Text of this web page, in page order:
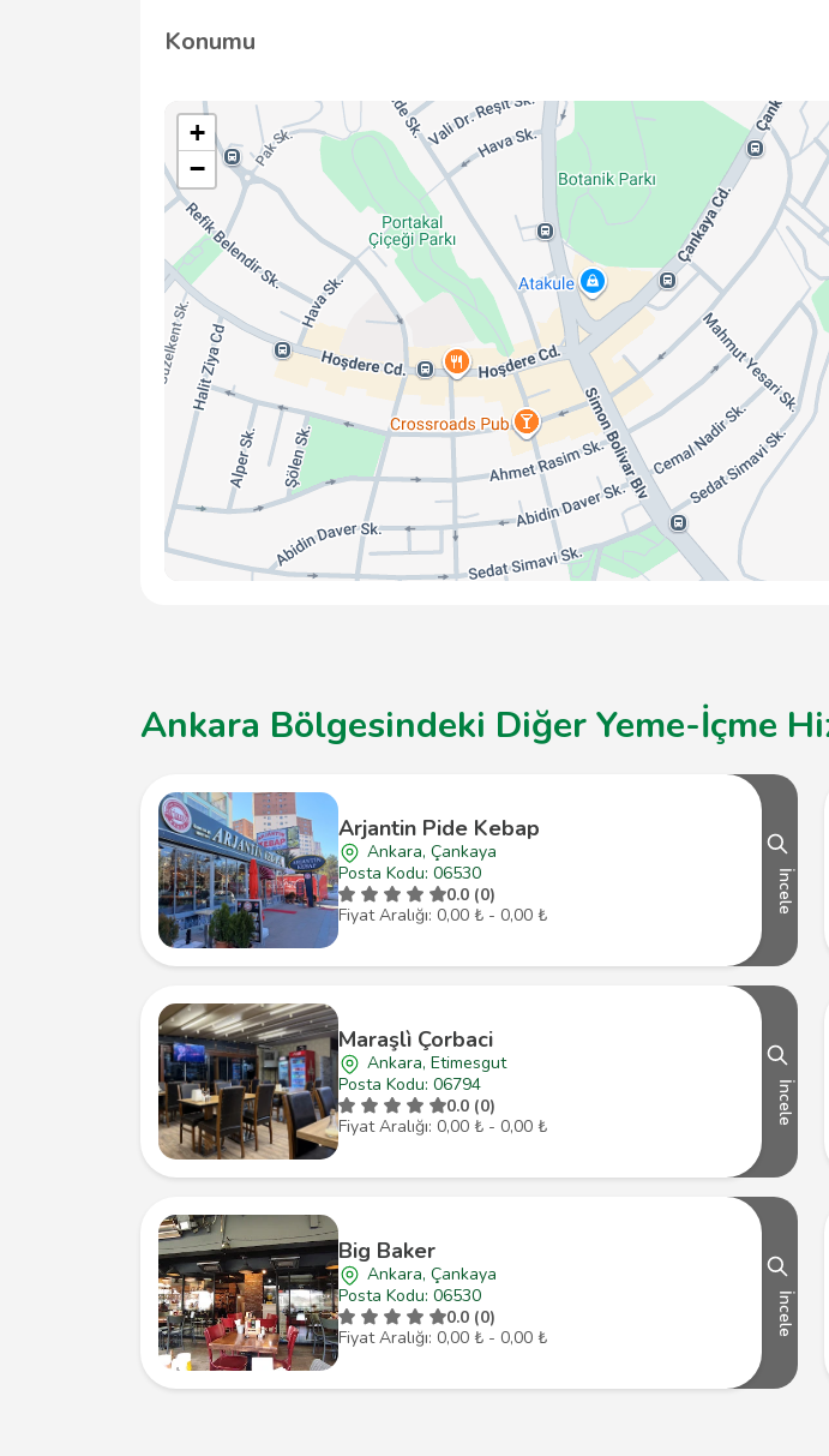
Konumu
+
−
Ankara Bölgesindeki Diğer Yeme-İçme
Arjantin Pide Kebap
Ankara, Çankaya
Posta Kodu: 06530
0.0 (0)
Fiyat Aralığı: 0,00 ₺ - 0,00 ₺
İncele
Maraşlì Çorbaci
Ankara, Etimesgut
Posta Kodu: 06794
0.0 (0)
Fiyat Aralığı: 0,00 ₺ - 0,00 ₺
İncele
Big Baker
Ankara, Çankaya
Posta Kodu: 06530
0.0 (0)
Fiyat Aralığı: 0,00 ₺ - 0,00 ₺
İncele